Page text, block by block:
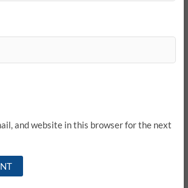
and website in this browser for the next